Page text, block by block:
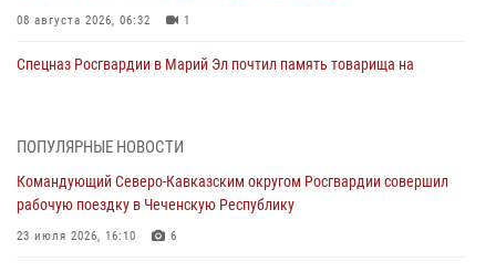
08 августа 2026, 06:32 1
Спецназ Росгвардии в Марий Эл почтил память товарища на
турнирами, мастер-классами и легкоатлетическими забегами
08 августа 2026, 06:03
ПОПУЛЯРНЫЕ НОВОСТИ
Командующий Северо-Кавказским округом Росгвардии совершил
рабочую поездку в Чеченскую Республику
23 июля 2026, 16:10 6